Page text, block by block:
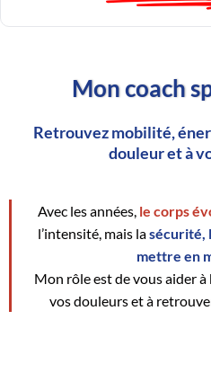
Mon coach
Retrouvez mobilité,
douleur et à
Avec les années, le corps
l’intensité, mais lasécurité,
mettre en
Mon rôle est de vous aider
vos douleurs et à